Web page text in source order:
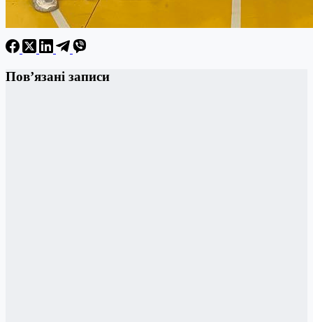
Пов’язані записи